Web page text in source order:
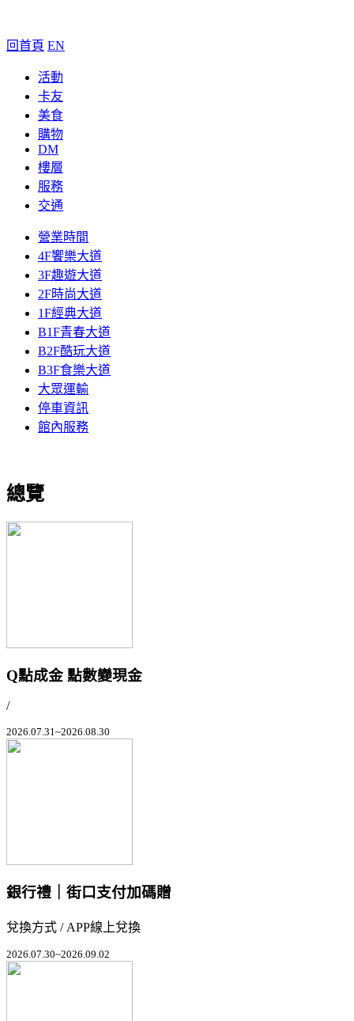
回首頁 EN
活動
卡友
美食
購物
DM
樓層
服務
交通
營業時間
4F饗樂大道
3F趣遊大道
2F時尚大道
1F經典大道
B1F青春大道
B2F酷玩大道
B3F食樂大道
大眾運輸
停車資訊
館內服務
總覽
Q點成金 點數變現金
/
2026.07.31~2026.08.30
銀行禮｜街口支付加碼贈
兌換方式 / APP線上兌換
2026.07.30~2026.09.02